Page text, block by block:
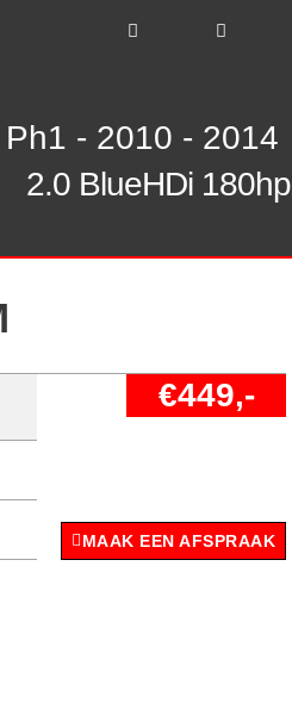
Ph1 - 2010 - 2014
2.0 BlueHDi 180hp
€449,-
MAAK EEN AFSPRAAK